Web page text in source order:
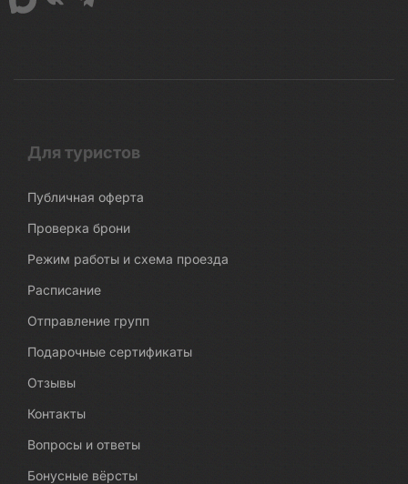
Для туристов
Публичная оферта
Проверка брони
Режим работы и схема проезда
Расписание
Отправление групп
Подарочные сертификаты
Отзывы
Контакты
Вопросы и ответы
Бонусные вёрсты